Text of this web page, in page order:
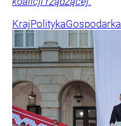
KrajPolitykaGospodarka